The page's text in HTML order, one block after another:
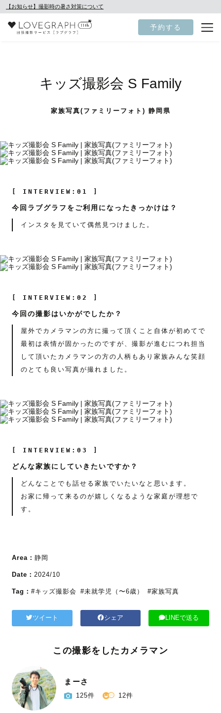
【お知らせ】撮影時の暑さ対策について
予約する
キッズ撮影会 S Family
家族写真(ファミリーフォト) 静岡県
[ INTERVIEW:01 ]
今回ラブグラフをご利用になったきっかけは？
インスタを見ていて偶然見つけました。
[ INTERVIEW:02 ]
今回の撮影はいかがでしたか？
屋外でカメラマンの方に撮って頂くこと自体が初めてで
最初は表情が固かったのですが、撮影が進むにつれ担当
して頂いたカメラマンの方の人柄もあり家族みんな笑顔
のとても良い写真が撮れました。
[ INTERVIEW:03 ]
どんな家族にしていきたいですか？
どんなことでも話せる家族でいたいなと思います。
お家に帰って来るのが嬉しくなるような家庭が理想で
す。
Area： 静岡
Date： 2024/10
Tag： #キッズ撮影会 #未就学児（〜6歳） #家族写真
ツイート シェア LINEで送る
この撮影をしたカメラマン
まーさ
125件 12件